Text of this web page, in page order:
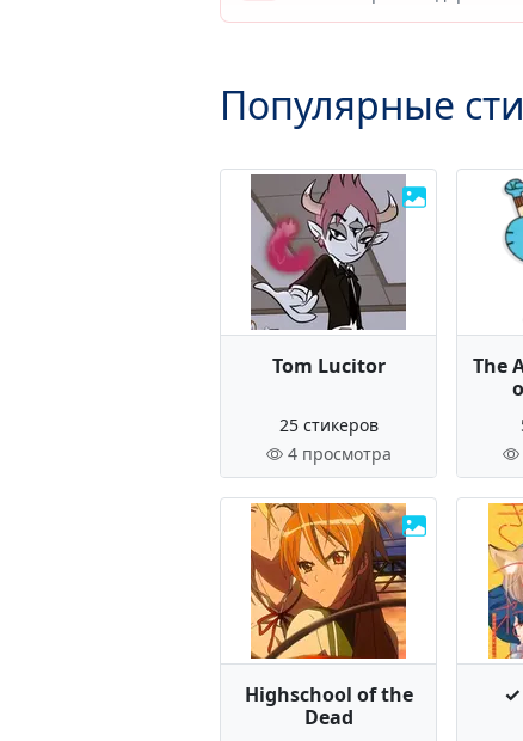
Популярные
Tom Lucitor
25 стикеров
4 просмотра
The
Highschool of the
Dead
✓